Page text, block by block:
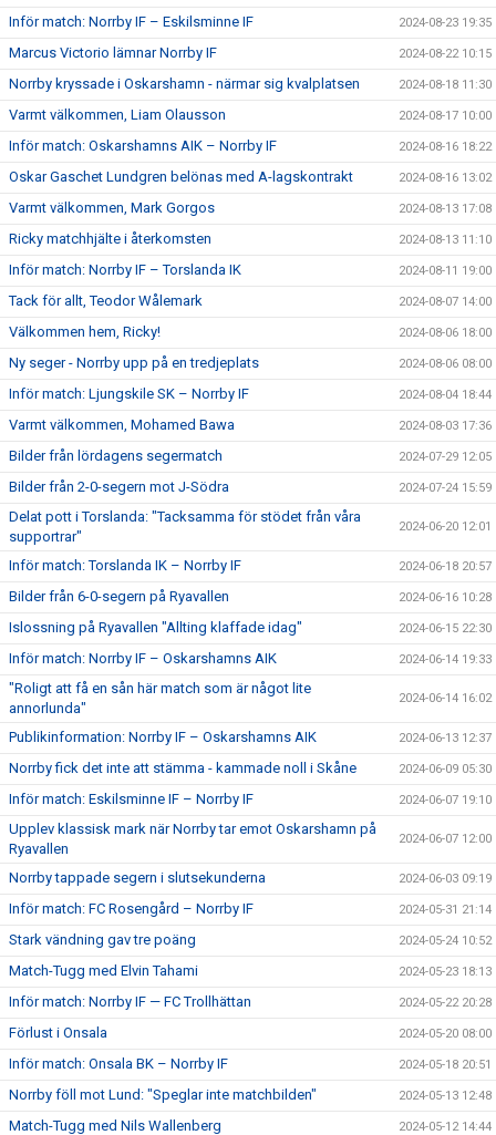
Inför match: Norrby IF – Eskilsminne IF 2024-08-23 19:35
Marcus Victorio lämnar Norrby IF 2024-08-22 10:15
Norrby kryssade i Oskarshamn - närmar sig kvalplatsen 2024-08-18 11:30
Varmt välkommen, Liam Olausson 2024-08-17 10:00
Inför match: Oskarshamns AIK – Norrby IF 2024-08-16 18:22
Oskar Gaschet Lundgren belönas med A-lagskontrakt 2024-08-16 13:02
Varmt välkommen, Mark Gorgos 2024-08-13 17:08
Ricky matchhjälte i återkomsten 2024-08-13 11:10
Inför match: Norrby IF – Torslanda IK 2024-08-11 19:00
Tack för allt, Teodor Wålemark 2024-08-07 14:00
Välkommen hem, Ricky! 2024-08-06 18:00
Ny seger - Norrby upp på en tredjeplats 2024-08-06 08:00
Inför match: Ljungskile SK – Norrby IF 2024-08-04 18:44
Varmt välkommen, Mohamed Bawa 2024-08-03 17:36
Bilder från lördagens segermatch 2024-07-29 12:05
Bilder från 2-0-segern mot J-Södra 2024-07-24 15:59
Delat pott i Torslanda: "Tacksamma för stödet från våra
supportrar"
2024-06-20 12:01
Inför match: Torslanda IK – Norrby IF 2024-06-18 20:57
Bilder från 6-0-segern på Ryavallen 2024-06-16 10:28
Islossning på Ryavallen "Allting klaffade idag" 2024-06-15 22:30
Inför match: Norrby IF – Oskarshamns AIK 2024-06-14 19:33
"Roligt att få en sån här match som är något lite
annorlunda"
2024-06-14 16:02
Publikinformation: Norrby IF – Oskarshamns AIK 2024-06-13 12:37
Norrby fick det inte att stämma - kammade noll i Skåne 2024-06-09 05:30
Inför match: Eskilsminne IF – Norrby IF 2024-06-07 19:10
Upplev klassisk mark när Norrby tar emot Oskarshamn på
Ryavallen
2024-06-07 12:00
Norrby tappade segern i slutsekunderna 2024-06-03 09:19
Inför match: FC Rosengård – Norrby IF 2024-05-31 21:14
Stark vändning gav tre poäng 2024-05-24 10:52
Match-Tugg med Elvin Tahami 2024-05-23 18:13
Inför match: Norrby IF — FC Trollhättan 2024-05-22 20:28
Förlust i Onsala 2024-05-20 08:00
Inför match: Onsala BK – Norrby IF 2024-05-18 20:51
Norrby föll mot Lund: "Speglar inte matchbilden" 2024-05-13 12:48
Match-Tugg med Nils Wallenberg 2024-05-12 14:44